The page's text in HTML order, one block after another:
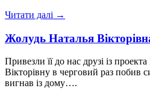
Читати далі →
Жолудь Наталья
Привезли її до нас друзі із
Вікторівну в черговий раз побив
вигнав із дому….